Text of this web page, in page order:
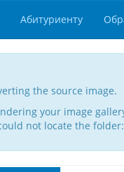
Абитуриенту
the source image.
your image
not locate the folder: